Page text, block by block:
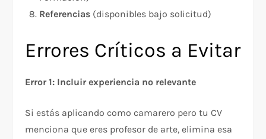
Referencias (disponibles bajo solicitud)
Errores Críticos a Evitar
Error 1: Incluir experiencia no relevante
Si estás aplicando como camarero pero tu CV
menciona que eres profesor de arte, elimina esa